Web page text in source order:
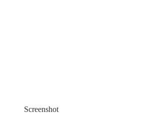
Screenshot